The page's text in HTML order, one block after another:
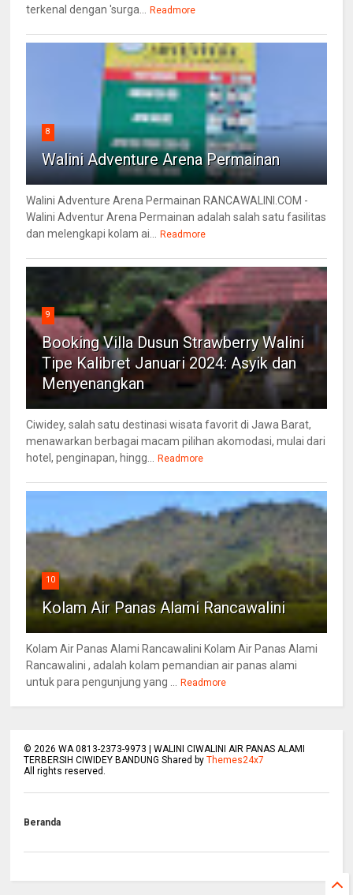
terkenal dengan 'surga...
Readmore
8
Walini Adventure Arena Permainan
Walini Adventure Arena Permainan RANCAWALINI.COM -
Walini Adventur Arena Permainan adalah salah satu fasilitas
dan melengkapi kolam ai...
Readmore
9
Booking Villa Dusun Strawberry Walini
Tipe Kalibret Januari 2024: Asyik dan
Menyenangkan
Ciwidey, salah satu destinasi wisata favorit di Jawa Barat,
menawarkan berbagai macam pilihan akomodasi, mulai dari
hotel, penginapan, hingg...
Readmore
10
Kolam Air Panas Alami Rancawalini
Kolam Air Panas Alami Rancawalini Kolam Air Panas Alami
Rancawalini , adalah kolam pemandian air panas alami
untuk para pengunjung yang ...
Readmore
© 2026 WA 0813-2373-9973 | WALINI CIWALINI AIR PANAS ALAMI
TERBERSIH CIWIDEY BANDUNG Shared byThemes24x7
All rights reserved.
Beranda